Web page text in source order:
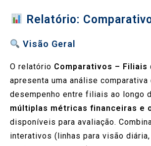
Relatório:
Visão Geral
O relatório Comparativos – Filiais
apresenta uma análise comparativa
desempenho entre filiais ao longo
múltiplas métricas financeiras e
disponíveis para avaliação.
interativos (linhas para visão